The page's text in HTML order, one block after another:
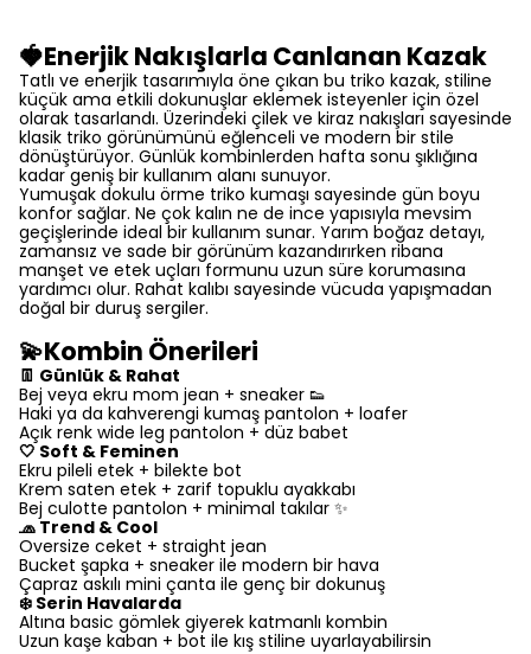
🍓Enerjik Nakışlarla Canlanan Kazak
Tatlı ve enerjik tasarımıyla öne çıkan bu triko kazak, stiline
küçük ama etkili dokunuşlar eklemek isteyenler için özel
olarak tasarlandı. Üzerindeki çilek ve kiraz nakışları sayesinde
klasik triko görünümünü eğlenceli ve modern bir stile
dönüştürüyor. Günlük kombinlerden hafta sonu şıklığına
kadar geniş bir kullanım alanı sunuyor.
Yumuşak dokulu örme triko kumaşı sayesinde gün boyu
konfor sağlar. Ne çok kalın ne de ince yapısıyla mevsim
geçişlerinde ideal bir kullanım sunar. Yarım boğaz detayı,
zamansız ve sade bir görünüm kazandırırken ribana
manşet ve etek uçları formunu uzun süre korumasına
yardımcı olur. Rahat kalıbı sayesinde vücuda yapışmadan
doğal bir duruş sergiler.
💫Kombin Önerileri
👖 Günlük & Rahat
Bej veya ekru mom jean + sneaker 👟
Haki ya da kahverengi kumaş pantolon + loafer
Açık renk wide leg pantolon + düz babet
🤍 Soft & Feminen
Ekru pileli etek + bilekte bot
Krem saten etek + zarif topuklu ayakkabı
Bej culotte pantolon + minimal takılar ✨
🧢 Trend & Cool
Oversize ceket + straight jean
Bucket şapka + sneaker ile modern bir hava
Çapraz askılı mini çanta ile genç bir dokunuş
❄️ Serin Havalarda
Altına basic gömlek giyerek katmanlı kombin
Uzun kaşe kaban + bot ile kış stiline uyarlayabilirsin